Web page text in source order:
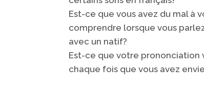
Est-ce que vous avez du mal à
comprendre lorsque vous
avec un natif?
Est-ce que votre prononciation
chaque fois que vous avez